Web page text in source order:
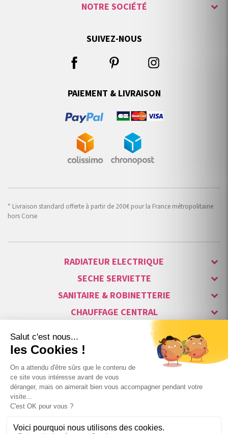
NOTRE SOCIÉTÉ
SUIVEZ-NOUS
PAIEMENT & LIVRAISON
* Livraison standard offerte à partir de 200€ pour la France métropolitaine
hors Corse
RADIATEUR ELECTRIQUE
SECHE SERVIETTE
SANITAIRE & ROBINETTERIE
CHAUFFAGE CENTRAL
ALARME & SÉCURITÉ
MAISON CONNECTÉE
VISIOPHONE & INTERPHONE
LUMINAIRES & ECLAIRAGE